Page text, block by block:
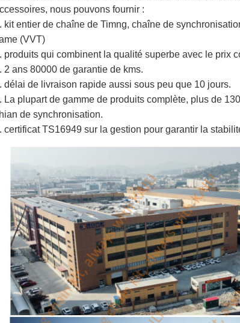
nous pouvons fournir :
kit entier de chaîne de Timng, chaîne de
(VVT)
produits qui combinent la qualité superbe avec le prix
2 ans 80000 de garantie de kms.
délai de livraison rapide aussi sous peu que 10 jours.
La plupart de gamme de produits complète, plus de
de synchronisation.
certificat TS16949 sur la gestion pour garantir la